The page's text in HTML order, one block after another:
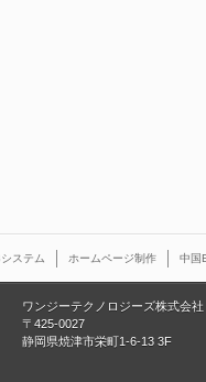
ステム ホームページ制作 中国
ワンジーテクノロジーズ株式会社
〒425-0027
静岡県焼津市栄町1-6-13 3F